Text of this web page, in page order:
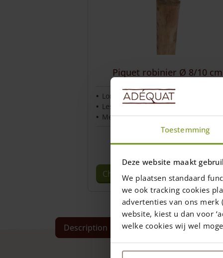
Toestemming
Deze website maakt
We plaatsen standaard
we ook tracking cookies
advertenties van ons merk
website, kiest u dan voor
welke cookies wij wel
Piquet robinier Ø 8/10 cm
Longueur: 160, 180, 200, 250 et 300
Les piquets standards pointé
Mesuré sur le côté le plus fin
Choix des options
produit
plusieurs
variations.
Description Specifications Delivery